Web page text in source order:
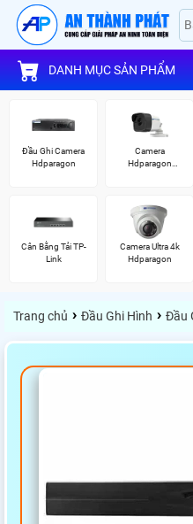
DANH MỤC SẢN PHẨM
Đầu Ghi Camera
Hdparagon
Camera
Hdparagon
Cân Bằng Tải TP-
Link
Camera Ultra 4k
Hdparagon
Trang chủ › Đầu Ghi Hình › Đầu